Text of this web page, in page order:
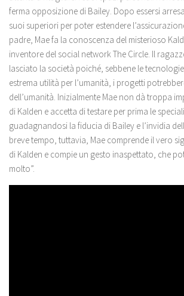
ferma opposizione di Bailey. Dopo essersi
suoi superiori per poter estendere
padre, Mae fa la conoscenza del misterioso
inventore del social network The Circle. Il
lasciato la società poiché, sebbene le
estrema utilità per l’umanità, i progetti
dell’umanità. Inizialmente Mae non dà troppa
di Kalden e accetta di testare per prima le
guadagnandosi la fiducia di Bailey e l’invidia
breve tempo, tuttavia, Mae comprende il vero
di Kalden e compie un gesto inaspettato, che
molto”.